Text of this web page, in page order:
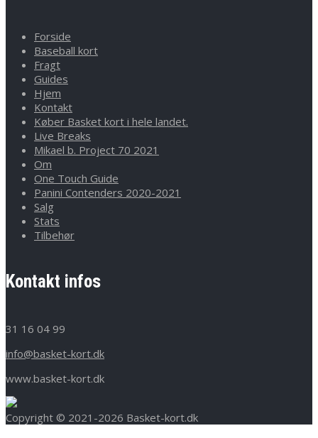
Forside
Baseball kort
Fragt
Guides
Hjem
Kontakt
Køber Basket kort i hele landet.
Live Breaks
Mikael b. Project 70 2021
Om
One Touch Guide
Panini Contenders 2020-2021
Salg
Stats
Tilbehør
Kontakt infos
31 16 04 99
info@basket-kort.dk
www.basket-kort.dk
Copyright © 2021-2026 Basket-kort.dk